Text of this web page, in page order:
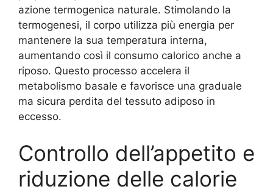
azione termogenica naturale. Stimolando la
termogenesi, il corpo utilizza più energia per
mantenere la sua temperatura interna,
aumentando così il consumo calorico anche a
riposo. Questo processo accelera il
metabolismo basale e favorisce una graduale
ma sicura perdita del tessuto adiposo in
eccesso.
Controllo dell’appetito e
riduzione delle calorie